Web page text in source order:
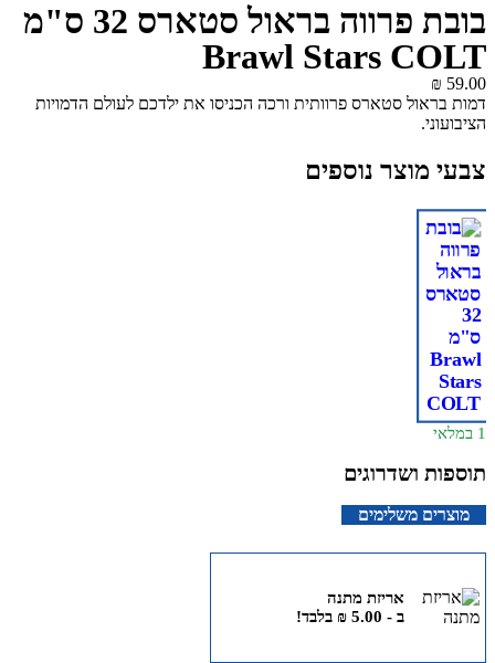
בובת פרווה בראול סטארס 32 ס"מ
Brawl Stars
סטארס פרוותית ורכה הכניסו את ילדכם לעולם הדמויות
נוספים
ושדרוגים
משלימים
אריזת מתנה
ב -
₪5.00 בלבד!